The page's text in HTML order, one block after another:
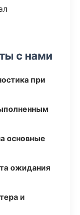
с нами
при
основные
ожидания
и